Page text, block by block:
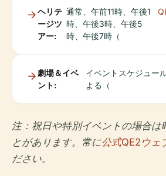
ヘリテ
ージツ
アー:
通常、午前11時、午後1
時、午後3時、午後5
時、午後7時（
劇場＆イベ
ント:
イベントスケジュー
よる（
注：祝日や特別イベントの場合は
とがあります。常に公式QE2ウェ
ださい。